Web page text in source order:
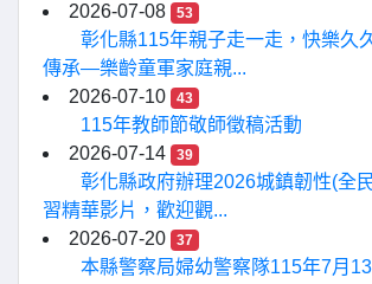
2026-07-08 53
彰化縣115年親子走一走，快樂久
傳承—樂齡童軍家庭親...
2026-07-10
43
115年教師節敬師徵稿活動
2026-07-14
39
彰化縣政府辦理2026城鎮韌性(全
習精華影片，歡迎觀...
2026-07-20
37
本縣警察局婦幼警察隊115年7月